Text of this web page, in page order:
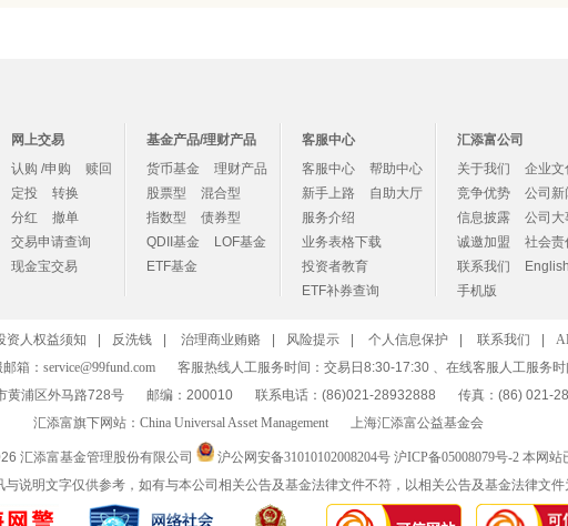
网上交易
认购 /申购
赎回
定投
转换
分红
撤单
交易申请查询
现金宝交易
基金产品/理财产品
货币基金
理财产品
股票型
混合型
指数型
债券型
QDII基金
LOF基金
ETF基金
客服中心
客服中心
帮助中心
新手上路
自助大厅
服务介绍
业务表格下载
投资者教育
ETF补券查询
汇添富公司
关于我们
企业文
竞争优势
公司新
信息披露
公司大
诚邀加盟
社会责
联系我们
手机版
资人权益须知 反洗钱 治理商业贿赂 风险提示 个人信息保护 联系我们
箱： service@99fund.com
客服热线人工服务时间：交易日8:30-17:30 、在线客服人工服务
黄浦区外马路728号
邮编：200010 联系电话：(86)021-28932888
传真：(86) 021-
汇添富旗下网站： China Universal Asset Management 上海汇添富公益基金会
汇添富基金管理股份有限公司 沪公网安备31010102008204号 沪ICP备05008079号-2 本网站
与说明文字仅供参考，如有与本公司相关公告及基金法律文件不符，以相关公告及基金法律文件